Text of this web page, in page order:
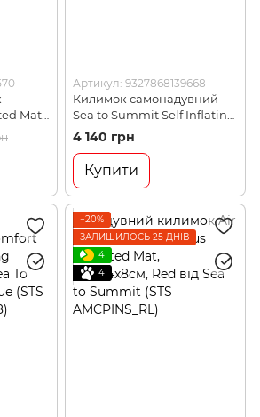
Mat
від
Артикул: 9327868139668
Килимок самонадувний
Sea to Summit Self Inflating
Camp Plus Mat, Moss,
Regular, 183x51x7.5см (STS
AMSICAPLR)
4 140 грн
Купити
−20%
ЗАЛИШИЛОСЬ 25 ДНІВ
4
4